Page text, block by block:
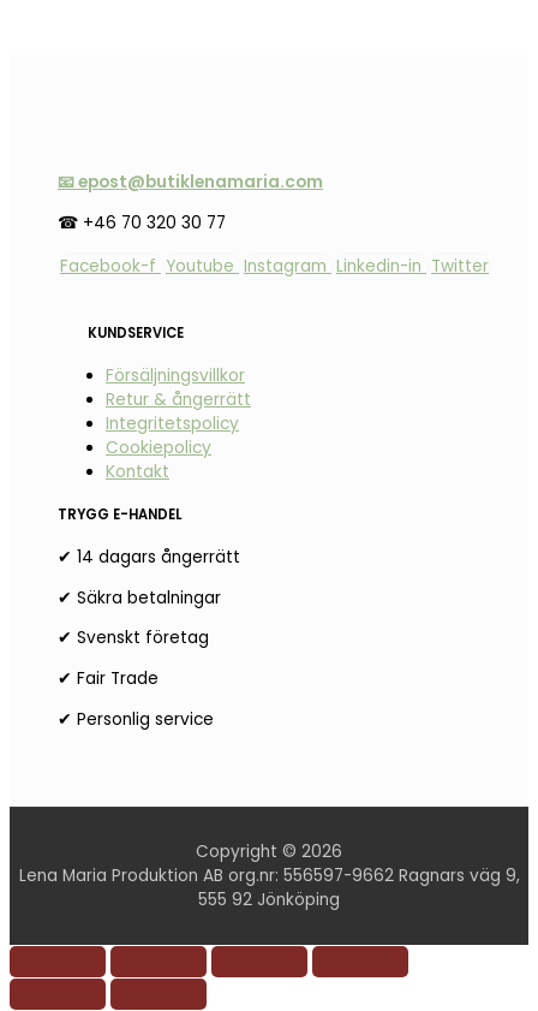
📧 epost@butiklenamaria.com
☎ +46 70 320 30 77
Facebook-f Youtube Instagram Linkedin-in Twitter
KUNDSERVICE
Försäljningsvillkor
Retur & ångerrätt
Integritetspolicy
Cookiepolicy
Kontakt
TRYGG E-HANDEL
✔ 14 dagars ångerrätt
✔ Säkra betalningar
✔ Svenskt företag
✔ Fair Trade
✔ Personlig service
Copyright © 2026
Lena Maria Produktion AB org.nr: 556597-9662 Ragnars väg 9,
555 92 Jönköping